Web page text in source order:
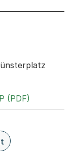
Informationen
(PDF)